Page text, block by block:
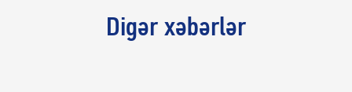
Digər xəbərlər